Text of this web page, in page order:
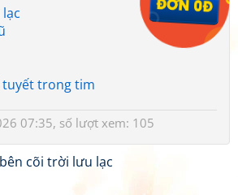
trong tim
07:35, số lượt xem: 105
cõi trời lưu lạc